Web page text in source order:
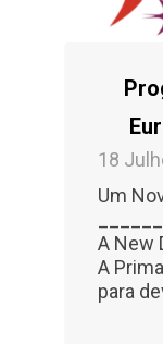
18
Um
A New
A
para